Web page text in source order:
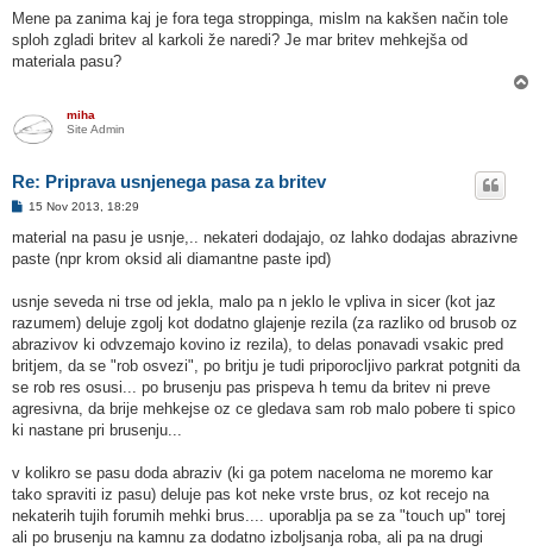
g
v
o
Mene pa zanima kaj je fora tega stroppinga, mislm na kakšen način tole
sploh zgladi britev al karkoli že naredi? Je mar britev mehkejša od
materiala pasu?
miha
Site Admin
Re: Priprava usnjenega pasa za britev
O
g
v
15 Nov 2013, 18:29
material na pasu je usnje,.. nekateri dodajajo, oz lahko dodajas abrazivne
paste (npr krom oksid ali diamantne paste ipd)
usnje seveda ni trse od jekla, malo pa n jeklo le vpliva in sicer (kot jaz
razumem) deluje zgolj kot dodatno glajenje rezila (za razliko od brusob oz
abrazivov ki odvzemajo kovino iz rezila), to delas ponavadi vsakic pred
britjem, da se "rob osvezi", po britju je tudi priporocljivo parkrat potgniti da
se rob res osusi... po brusenju pas prispeva h temu da britev ni preve
agresivna, da brije mehkejse oz ce gledava sam rob malo pobere ti spico
ki nastane pri brusenju...
v kolikro se pasu doda abraziv (ki ga potem naceloma ne moremo kar
tako spraviti iz pasu) deluje pas kot neke vrste brus, oz kot recejo na
nekaterih tujih forumih mehki brus.... uporablja pa se za "touch up" torej
ali po brusenju na kamnu za dodatno izboljsanja roba, ali pa na drugi